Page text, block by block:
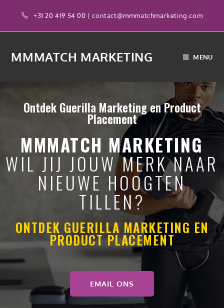
+31 20 419 54 00 |contact@mmmatchmarketing.com
MMMATCH MARKETING MENU
Ontdek Guerilla Marketing en Product
Placement
MMMATCH MARKETING
WIL JIJ JOUW MERK NAAR
NIEUWE HOOGTEN
TILLEN?
ONTDEK GUERILLA MARKETING EN
PRODUCT PLACEMENT
EMAIL ONS